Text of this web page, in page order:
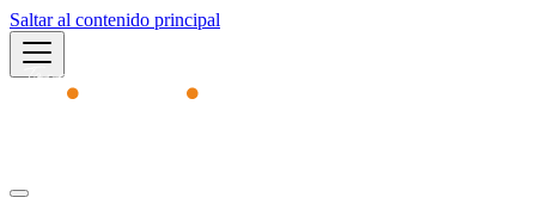
Saltar al contenido principal